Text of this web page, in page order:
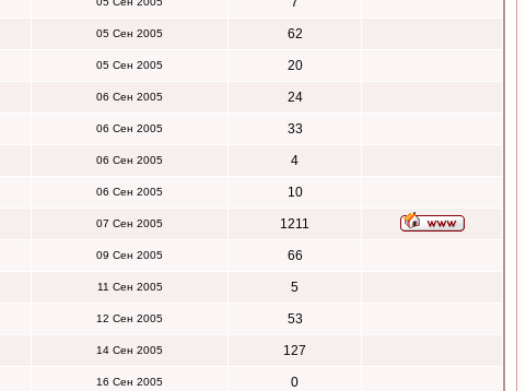
05 Сен 2005 62
05 Сен 2005 20
06 Сен 2005 24
06 Сен 2005 33
06 Сен 2005 4
06 Сен 2005 10
07 Сен 2005 1211
09 Сен 2005 66
11 Сен 2005 5
12 Сен 2005 53
14 Сен 2005 127
16 Сен 2005 0